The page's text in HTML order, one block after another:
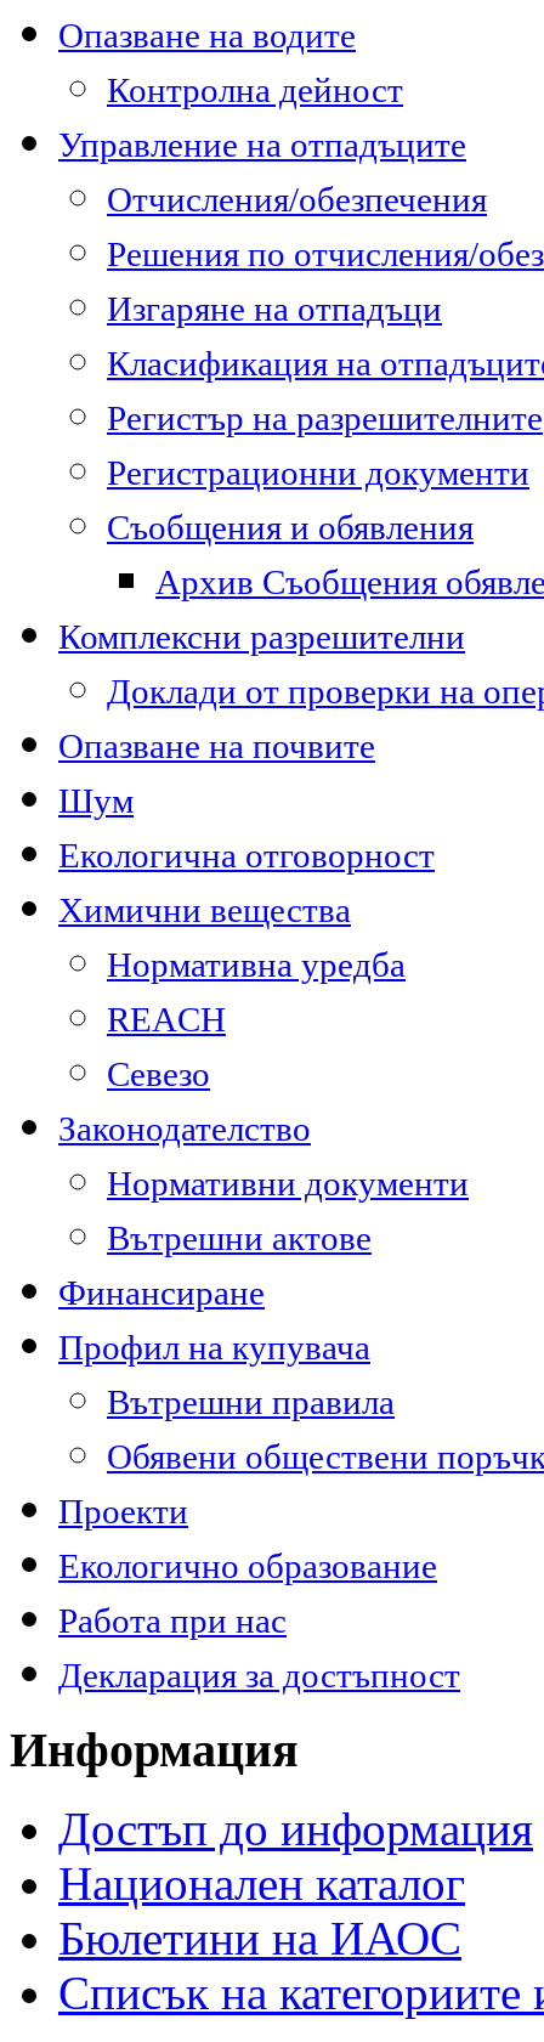
Опазване на водите
Контролна дейност
Управление на отпадъците
Отчисления/обезпечения
Решения по отчисления/
Изгаряне на отпадъци
Класификация на
Регистър на разрешителните
Регистрационни документи
Съобщения и обявления
Архив Съобщения
Комплексни разрешителни
Доклади от проверки на
Опазване на почвите
Шум
Екологична отговорност
Химични вещества
Нормативна уредба
REACH
Севезо
Законодателство
Нормативни документи
Вътрешни актове
Финансиране
Профил на купувача
Вътрешни правила
Обявени обществени
Проекти
Екологично образование
Работа при нас
Декларация за достъпност
Информация
Достъп до информация
Национален каталог
Бюлетини на ИАОС
Списък на